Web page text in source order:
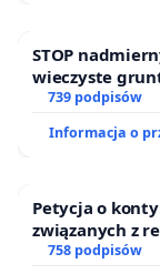
STOP
wieczyste
ogrody
739 podpisów
Informacja o
Petycja o
związanych z
758 podpisów